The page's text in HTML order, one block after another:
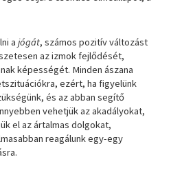
ajógát, számos pozitív változást
az izmok fejlődését,
képességét. Minden ászana
ezért, ha figyelünk
és az abban segítő
vehetjük az akadályokat,
el az ártalmas dolgokat,
reagálunk egy-egy